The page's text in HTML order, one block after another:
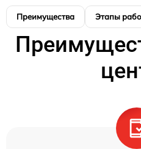
Преимущества Этапы